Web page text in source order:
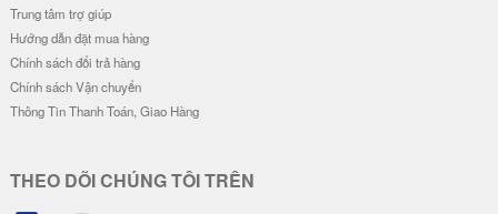
28.000 đ
26.000 đ
20-49
24.000 đ
50-100